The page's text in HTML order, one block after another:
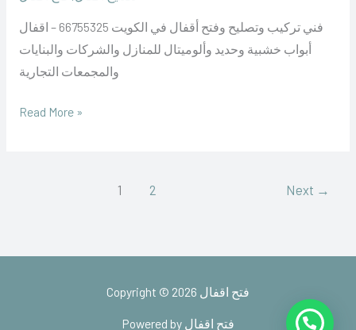
فني تركيب وتصليح وفتح أقفال في الكويت 66755325 – اقفال
أبواب خشبية وحديد وألوميتال للمنازل والشركات والبنايات
والمجمعات التجارية
Read More »
1 2 Next →
Copyright © 2026 فتح اقفال
Powered by فتح اقفال